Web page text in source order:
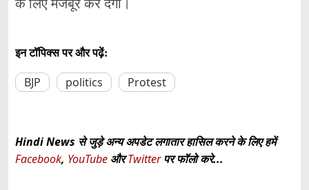
इन टॉपिक्स पर और पढ़ें:
BJP politics Protest
Hindi News से जुड़े अन्य अपडेट लगातार हासिल करने के लिए हमें
Facebook, YouTube औरTwitterपर फॉलो करे...